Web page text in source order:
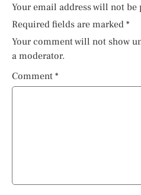
Your email address will not be
Required fields are marked *
Your comment will not show
a moderator.
Comment *